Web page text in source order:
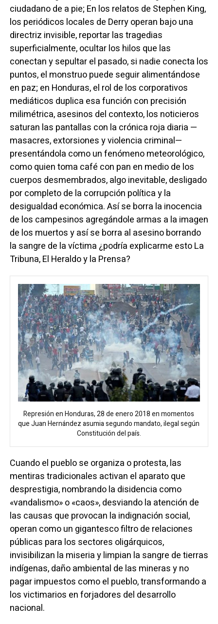
ciudadano de a pie; En los relatos de Stephen King,
los periódicos locales de Derry operan bajo una
directriz invisible, reportar las tragedias
superficialmente, ocultar los hilos que las
conectan y sepultar el pasado, si nadie conecta los
puntos, el monstruo puede seguir alimentándose
en paz; en Honduras, el rol de los corporativos
mediáticos duplica esa función con precisión
milimétrica, asesinos del contexto, los noticieros
saturan las pantallas con la crónica roja diaria —
masacres, extorsiones y violencia criminal—
presentándola como un fenómeno meteorológico,
como quien toma café con pan en medio de los
cuerpos desmembrados, algo inevitable, desligado
por completo de la corrupción política y la
desigualdad económica. Así se borra la inocencia
de los campesinos agregándole armas a la imagen
de los muertos y así se borra al asesino borrando
la sangre de la víctima ¿podría explicarme esto La
Tribuna, El Heraldo y la Prensa?
Represión en Honduras, 28 de enero 2018 en momentos
que Juan Hernández asumia segundo mandato, ilegal según
Constitución del país.
Cuando el pueblo se organiza o protesta, las
mentiras tradicionales activan el aparato que
desprestigia, nombrando la disidencia como
«vandalismo» o «caos», desviando la atención de
las causas que provocan la indignación social,
operan como un gigantesco filtro de relaciones
públicas para los sectores oligárquicos,
invisibilizan la miseria y limpian la sangre de tierras
indígenas, daño ambiental de las mineras y no
pagar impuestos como el pueblo, transformando a
los victimarios en forjadores del desarrollo
nacional.